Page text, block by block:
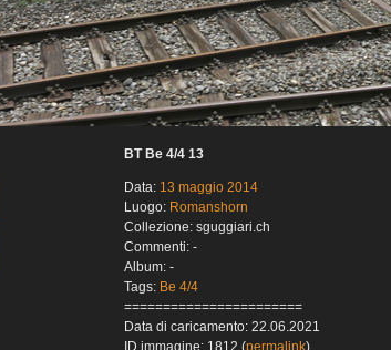
BT Be 4/4 13
Data: 13 maggio 2014
Luogo: Romanshorn
Collezione: sguggiari.ch
Commenti: -
Album: -
Tags: Be 4/4
=======================
Data di caricamento: 22.06.2021